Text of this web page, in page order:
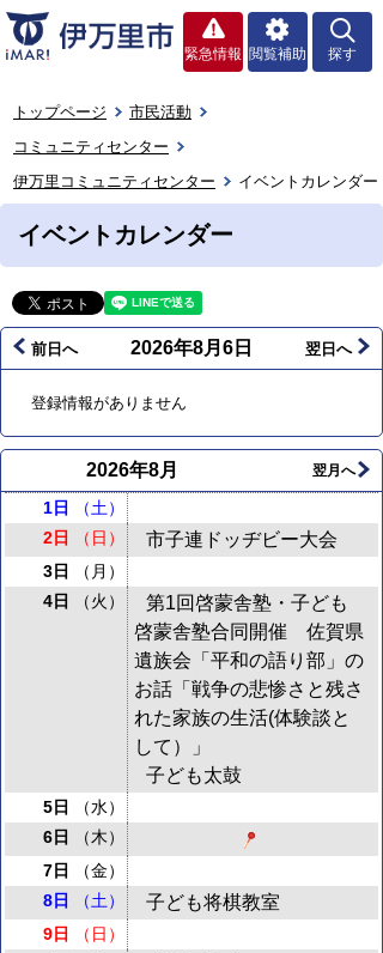
緊急情報 閲覧補助 探す
トップページ
市民活動
コミュニティセンター
伊万里コミュニティセンター
イベントカレンダー
イベントカレンダー
前日へ 2026年8月6日 翌日へ
登録情報がありません
2026年8月 翌月へ
1日
（土）
2日
（日） 市子連ドッヂビー大会
3日
（月）
4日
（火）
第1回啓蒙舎塾・子ども
啓蒙舎塾合同開催 佐賀県
遺族会「平和の語り部」の
お話「戦争の悲惨さと残さ
れた家族の生活(体験談と
して）」
子ども太鼓
5日
（水）
6日
（木）
7日
（金）
8日
（土） 子ども将棋教室
9日
（日）